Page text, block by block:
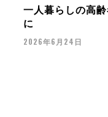
一人暮らしの高
に
2026年6月24日